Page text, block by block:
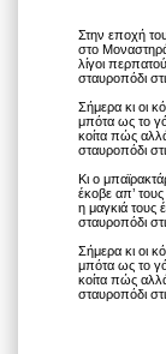
Στην εποχή
στο
λίγοι
σταυροπόδι
Σήμερα κι οι
μπότα ως το
κοίτα πώς
σταυροπόδι
Κι ο
έκοβε απ’ τους
η μαγκιά τους
σταυροπόδι
Σήμερα κι οι
μπότα ως το
κοίτα πώς
σταυροπόδι